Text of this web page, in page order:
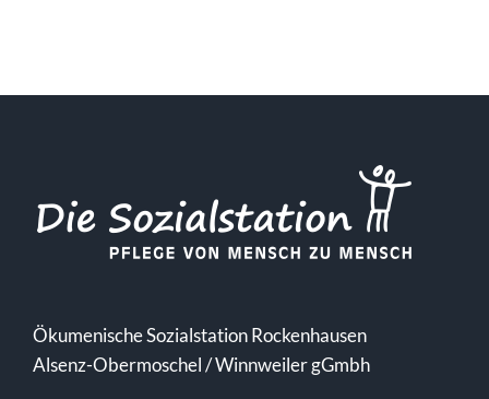
Ökumenische Sozialstation Rockenhausen
Alsenz-Obermoschel / Winnweiler gGmbh